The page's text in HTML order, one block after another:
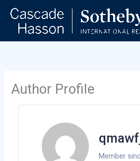
content
Author Profile
Member